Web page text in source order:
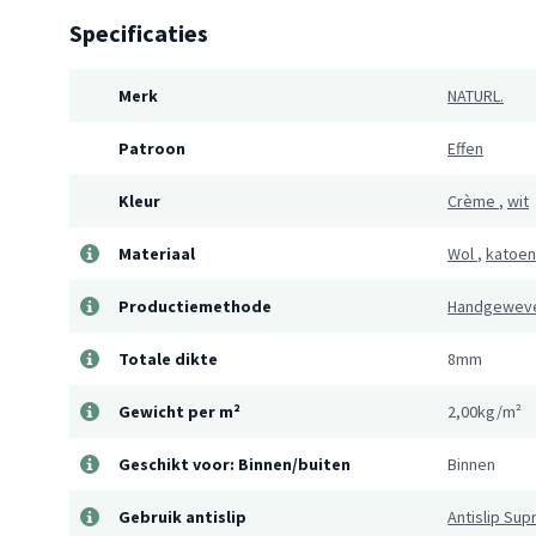
Specificaties
Merk NATURL.
Patroon Effen
Kleur Crème , wit
Materiaal Wol , katoen
Productiemethode
Totale dikte 8mm
Gewicht per m² 2,00kg/m²
Geschikt voor: Binnen/buiten Binnen
Gebruik antislip Antislip